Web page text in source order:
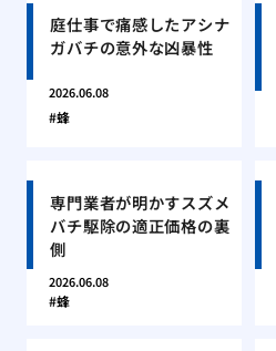
庭仕事で痛感したアシナ
ガバチの意外な凶暴性
2026.06.08
蜂
専門業者が明かすスズメ
バチ駆除の適正価格の裏
側
2026.06.08
蜂